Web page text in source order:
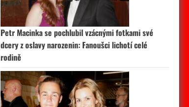
Petr Macinka se pochlubil vzácnými fotkami své
dcery z oslavy narozenin: Fanoušci lichotí celé
rodině